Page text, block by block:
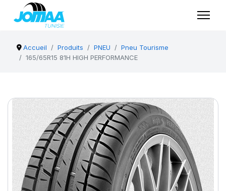
Accueil Produits PNEU
Pneu Tourisme
165/65R15 81H HIGH PERFORMANCE